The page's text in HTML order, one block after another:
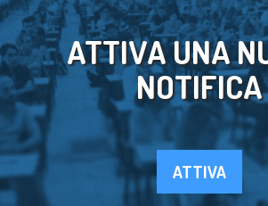
ATTIVA UNA
NOTIFICA
ATTIVA